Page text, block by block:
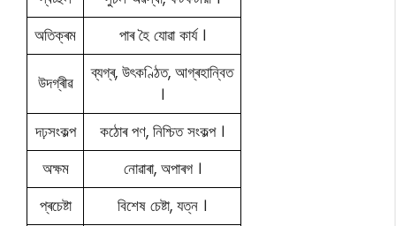
অতিক্ৰম
পাৰ হৈ যোৱা কাৰ্য ।
উদগ্ৰীৱ
ব্যগ্ৰ, উৎকণ্ঠিত, আগ্ৰহান্বিত
।
দঢ়সংকল্প
কঠোৰ পণ, নিশ্চিত সংকল্প ।
অক্ষম
নোৱাৰা, অপাৰগ ।
প্ৰচেষ্টা
বিশেষ চেষ্টা, যত্ন ।